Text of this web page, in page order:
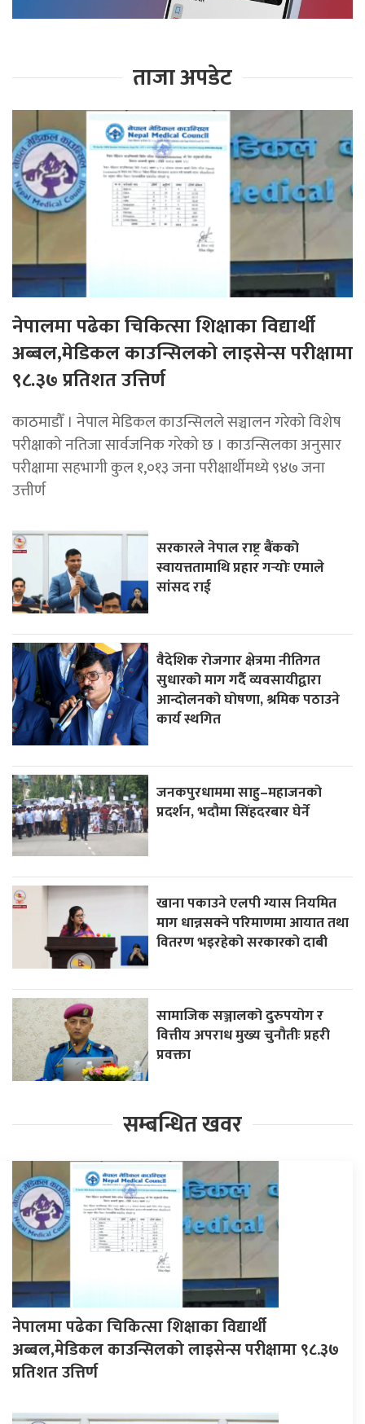
ताजा अपडेट
नेपालमा पढेका चिकित्सा शिक्षाका विद्यार्थी
अब्बल,मेडिकल काउन्सिलको लाइसेन्स परीक्षामा
९८.३७ प्रतिशत उत्तिर्ण
काठमाडौँ । नेपाल मेडिकल काउन्सिलले सञ्चालन गरेको विशेष
परीक्षाको नतिजा सार्वजनिक गरेको छ । काउन्सिलका अनुसार
परीक्षामा सहभागी कुल १,०१३ जना परीक्षार्थीमध्ये ९४७ जना
उत्तीर्ण
सरकारले नेपाल राष्ट्र बैंकको
स्वायत्ततामाथि प्रहार गर्‍योः एमाले
सांसद राई
वैदेशिक रोजगार क्षेत्रमा नीतिगत
सुधारको माग गर्दै व्यवसायीद्वारा
आन्दोलनको घोषणा, श्रमिक पठाउने
कार्य स्थगित
जनकपुरधाममा साहु–महाजनको
प्रदर्शन, भदौमा सिंहदरबार घेर्ने
खाना पकाउने एलपी ग्यास नियमित
माग धान्नसक्ने परिमाणमा आयात तथा
वितरण भइरहेको सरकारको दाबी
सामाजिक सञ्जालको दुरुपयोग र
वित्तीय अपराध मुख्य चुनौतीः प्रहरी
प्रवक्ता
सम्बन्धित खवर
नेपालमा पढेका चिकित्सा शिक्षाका विद्यार्थी
अब्बल,मेडिकल काउन्सिलको लाइसेन्स परीक्षामा ९८.३७
प्रतिशत उत्तिर्ण